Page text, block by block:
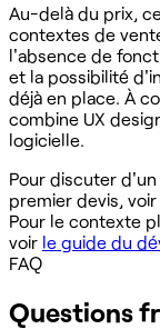
Au-delà du prix,
contextes de
l'absence de
et la possibilité
déjà en place. À
combine UX
logicielle.
Pour discuter
premier devis, voir
Pour le contexte
voir le guide du
FAQ
Questions